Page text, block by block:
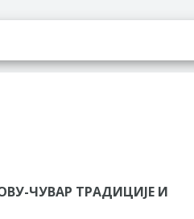
ЧУВАР ТРАДИЦИЈЕ И